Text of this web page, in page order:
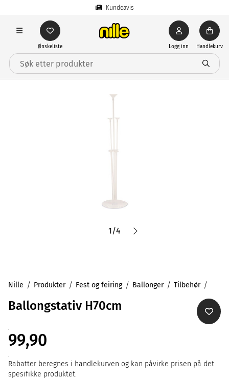
Kundeavis
Ønskeliste Logg inn Handlekurv
1/4
Nille Produkter Fest og feiring Ballonger Tilbehør
Ballongstativ H70cm
99,90
Rabatter beregnes i handlekurven og kan påvirke prisen på det
spesifikke produktet.